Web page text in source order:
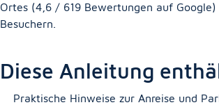
Ortes (4,6 / 619 Bewertungen auf
Besuchern.
Diese Anleitung
Praktische Hinweise zur Anreise und